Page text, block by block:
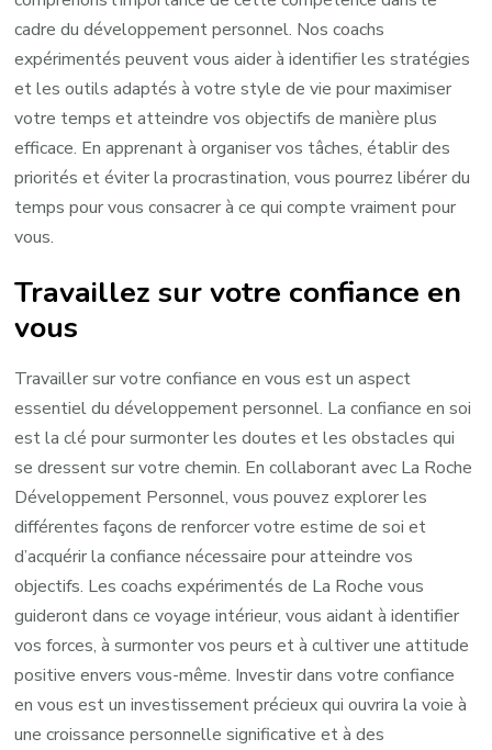
cadre du développement personnel. Nos coachs
expérimentés peuvent vous aider à identifier les stratégies
et les outils adaptés à votre style de vie pour maximiser
votre temps et atteindre vos objectifs de manière plus
efficace. En apprenant à organiser vos tâches, établir des
priorités et éviter la procrastination, vous pourrez libérer du
temps pour vous consacrer à ce qui compte vraiment pour
vous.
Travaillez sur votre confiance en
vous
Travailler sur votre confiance en vous est un aspect
essentiel du développement personnel. La confiance en soi
est la clé pour surmonter les doutes et les obstacles qui
se dressent sur votre chemin. En collaborant avec La Roche
Développement Personnel, vous pouvez explorer les
différentes façons de renforcer votre estime de soi et
d’acquérir la confiance nécessaire pour atteindre vos
objectifs. Les coachs expérimentés de La Roche vous
guideront dans ce voyage intérieur, vous aidant à identifier
vos forces, à surmonter vos peurs et à cultiver une attitude
positive envers vous-même. Investir dans votre confiance
en vous est un investissement précieux qui ouvrira la voie à
une croissance personnelle significative et à des